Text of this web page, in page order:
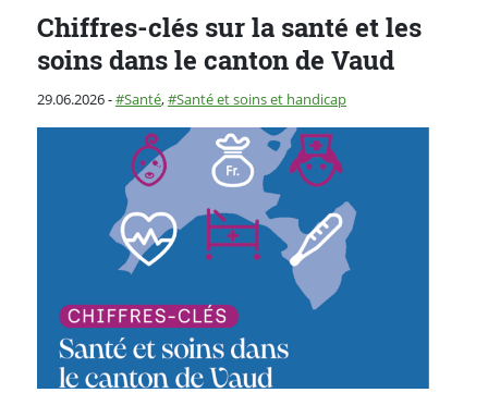
Chiffres-clés sur la santé et les
soins dans le canton de Vaud
Publié le
29.06.2026-Catégorie :
Santé, Santé et soins et handicap